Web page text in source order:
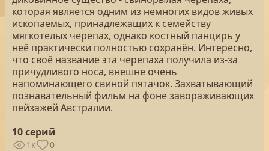
которая является одним из немногих видов живых
ископаемых, принадлежащих к семейству
мягкотелых черепах, однако костный панцирь у
неё практически полностью сохранён. Интересно,
что своё название эта черепаха получила из-за
причудливого носа, внешне очень
напоминающего свиной пятачок. Захватывающий
познавательный фильм на фоне завораживающих
пейзажей Австралии.
10 серий
1к 0